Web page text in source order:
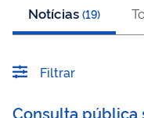
Notícias (19)
Filtrar
Consulta pública